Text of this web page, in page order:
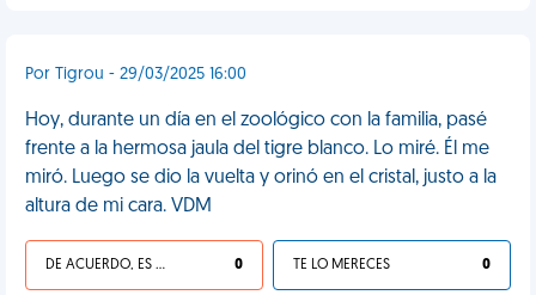
Por Tigrou - 29/03/2025 16:00
Hoy, durante un día en el zoológico con la familia, pasé
frente a la hermosa jaula del tigre blanco. Lo miré. Él me
miró. Luego se dio la vuelta y orinó en el cristal, justo a la
altura de mi cara. VDM
DE ACUERDO, ES UNA VIDA HP 0 TE LO MERECES 0